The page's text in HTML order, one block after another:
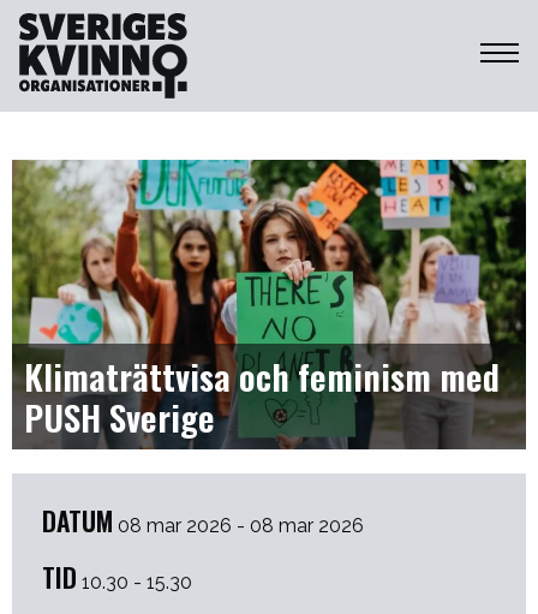
Sveriges Kvinnoorganisationer
Klimaträttvisa och feminism med
PUSH Sverige
DATUM 08 mar 2026 - 08 mar 2026
TID 10.30 - 15.30